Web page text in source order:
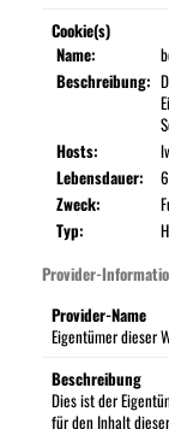
Cookie(s)
Name:
Beschreibung:
Hosts:
Lebensdauer:
Zweck:
Typ:
Provider-
Provider-Name
Eigentümer dieser
Beschreibung
Dies ist der
für den Inhalt